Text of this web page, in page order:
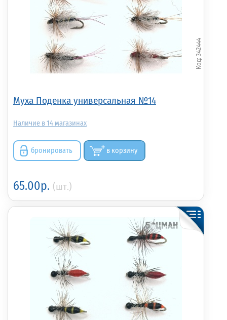
Муха Поденка универсальная №14
342444
14
бронировать в корзину
65.00р. (шт.)